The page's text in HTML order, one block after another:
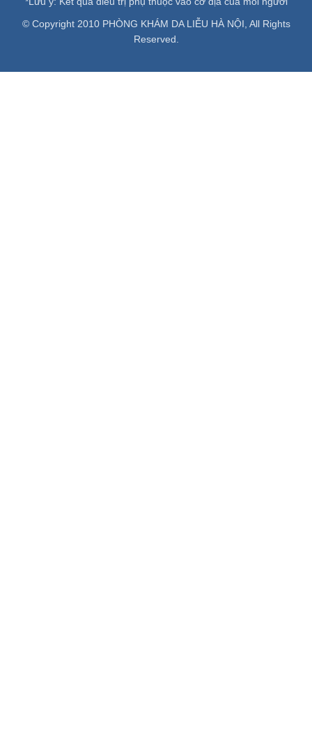
© Copyright 2010 PHÒNG KHÁM DA LIỄU HÀ NỘI, All Rights
Reserved.